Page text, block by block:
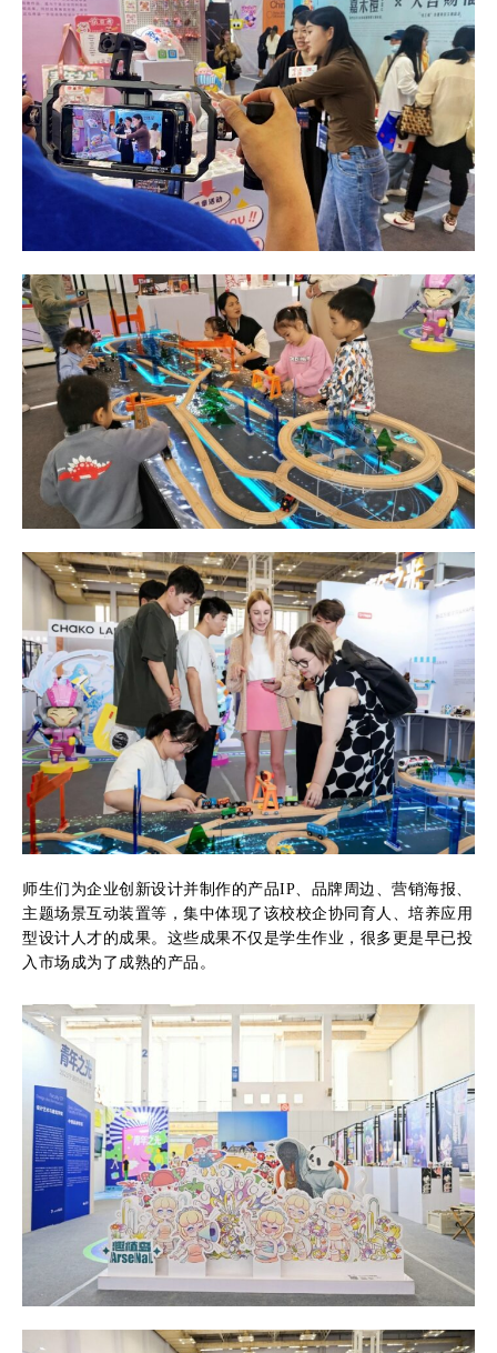
师生们为企业创新设计并制作的产品IP、品牌周边、营销海报、
主题场景互动装置等，集中体现了该校校企协同育人、培养应用
型设计人才的成果。这些成果不仅是学生作业，很多更是早已投
入市场成为了成熟的产品。